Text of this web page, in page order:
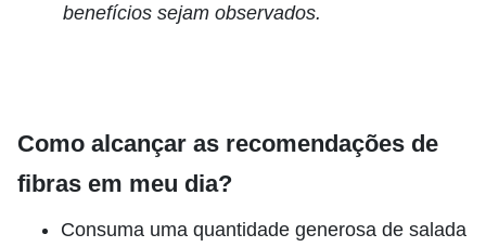
benefícios sejam observados.
Como alcançar as recomendações de
fibras em meu dia?
Consuma uma quantidade generosa de salada